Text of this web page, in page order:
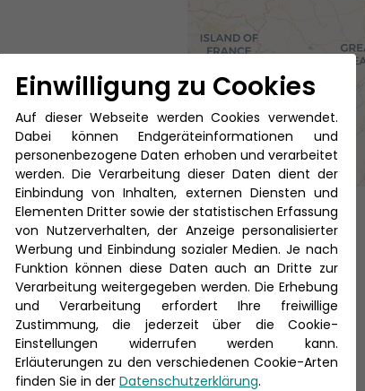
Einwilligung zu Cookies
Auf dieser Webseite werden Cookies verwendet.
Dabei können Endgeräteinformationen und
personenbezogene Daten erhoben und verarbeitet
werden. Die Verarbeitung dieser Daten dient der
Einbindung von Inhalten, externen Diensten und
Elementen Dritter sowie der statistischen Erfassung
von Nutzerverhalten, der Anzeige personalisierter
Werbung und Einbindung sozialer Medien. Je nach
Funktion können diese Daten auch an Dritte zur
Verarbeitung weitergegeben werden. Die Erhebung
und Verarbeitung erfordert Ihre freiwillige
Zustimmung, die jederzeit über die Cookie-
Einstellungen widerrufen werden kann.
Erläuterungen zu den verschiedenen Cookie-Arten
finden Sie in der Datenschutzerklärung.